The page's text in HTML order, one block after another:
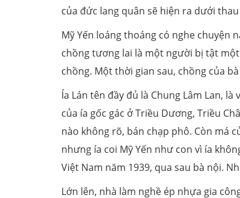
của đức lang quân sẽ hiện ra dưới
Mỹ Yến loáng thoáng có nghe chuyện
chồng tương lai là một người bị tật
chồng. Một thời gian sau, chồng của
Ía Lán tên đầy đủ là Chung Lâm Lan,
của ía gốc gác ở Triều Dương, Triều
nào không rõ, bán chạp phô. Còn má
nhưng ía coi Mỹ Yến như con vì ía
Việt Nam năm 1939, qua sau bà nội.
Lớn lên, nhà làm nghề ép nhựa gia